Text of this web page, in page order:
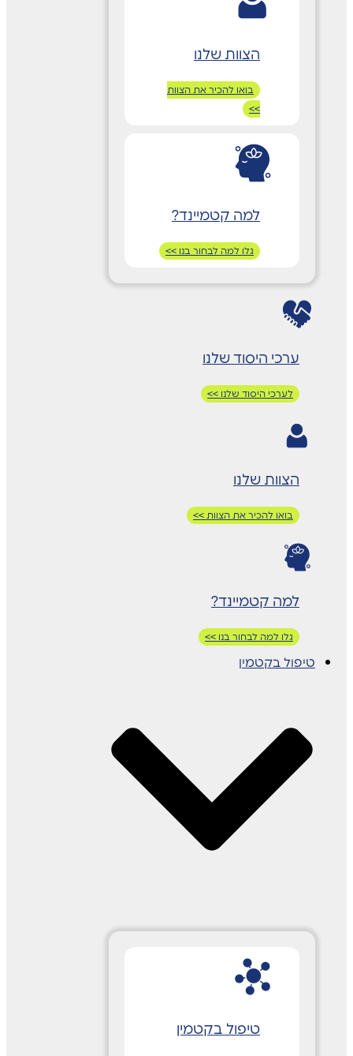
הצוות שלנו
בואו להכיר את הצוות
>>
למה קטמיינד?
גלו למה לבחור בנו >>
ערכי היסוד שלנו
לערכי היסוד שלנו >>
הצוות שלנו
בואו להכיר את הצוות >>
למה קטמיינד?
גלו למה לבחור בנו >>
טיפול בקטמין
טיפול בקטמין